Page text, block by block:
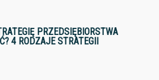
PRZEDSIĘBIORSTWA
4 RODZAJE STRATEGII